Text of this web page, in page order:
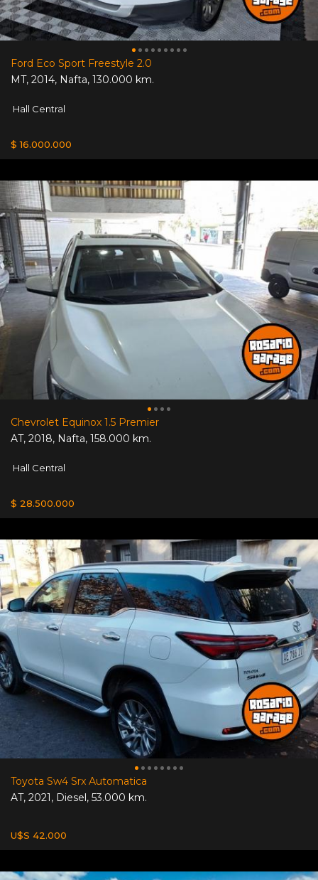
Ford Eco Sport Freestyle 2.0
MT, 2014, Nafta, 130.000 km.
Hall Central
$ 16.000.000
Chevrolet Equinox 1.5 Premier
AT, 2018, Nafta, 158.000 km.
Hall Central
$ 28.500.000
Toyota Sw4 Srx Automatica
AT, 2021, Diesel, 53.000 km.
U$S 42.000